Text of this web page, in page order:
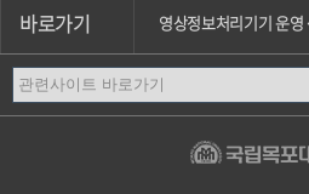
바로가기 영상정보처리기기 운영
이메일무단수집거부